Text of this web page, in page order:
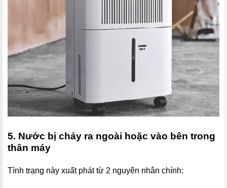
5. Nước bị chảy ra ngoài hoặc vào bên trong
thân máy
Tình trạng này xuất phát từ 2 nguyên nhân chính: